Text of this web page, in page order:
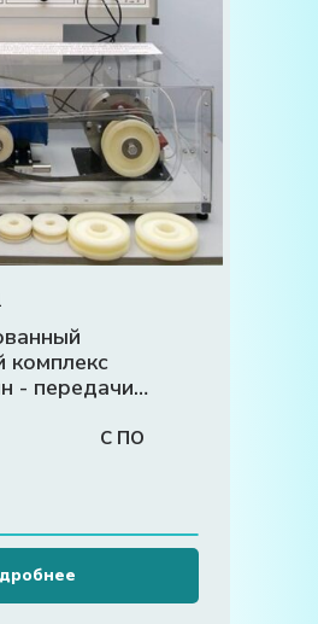
комплекс
- передачи
С ПО